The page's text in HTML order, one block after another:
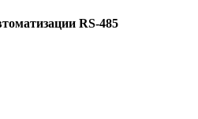
RS-485